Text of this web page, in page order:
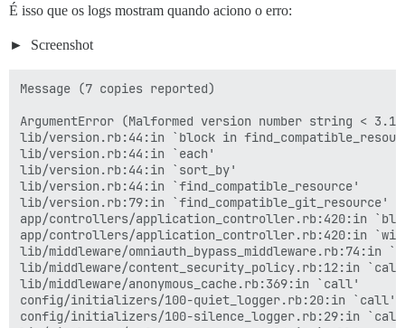
É isso que os logs mostram quando aciono o erro:
Screenshot
Message (7 copies reported)
ArgumentError (Malformed version number string <
lib/version.rb:44:in `block in
lib/version.rb:44:in `each'
lib/version.rb:44:in `sort_by'
lib/version.rb:44:in `find_compatible_resource'
lib/version.rb:79:in `find_compatible_git_resource'
app/controllers/application_controller.rb:420:in
app/controllers/application_controller.rb:420:in
lib/middleware/omniauth_bypass_middleware.rb:74:in
lib/middleware/content_security_policy.rb:12:in
lib/middleware/anonymous_cache.rb:369:in `call'
config/initializers/100-quiet_logger.rb:20:in `call'
config/initializers/100-silence_logger.rb:29:in